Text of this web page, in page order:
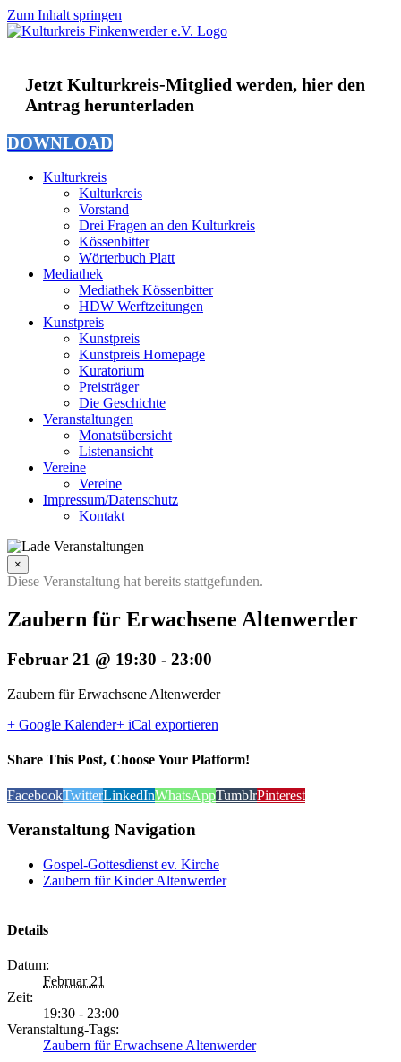
Zum Inhalt springen
Jetzt Kulturkreis-Mitglied werden, hier den
Antrag herunterladen
DOWNLOAD
Kulturkreis
Kulturkreis
Vorstand
Drei Fragen an den Kulturkreis
Kössenbitter
Wörterbuch Platt
Mediathek
Mediathek Kössenbitter
HDW Werftzeitungen
Kunstpreis
Kunstpreis
Kunstpreis Homepage
Kuratorium
Preisträger
Die Geschichte
Veranstaltungen
Monatsübersicht
Listenansicht
Vereine
Vereine
Impressum/Datenschutz
Kontakt
×
Diese Veranstaltung hat bereits stattgefunden.
Zaubern für Erwachsene Altenwerder
Februar 21 @ 19:30 - 23:00
Zaubern für Erwachsene Altenwerder
+ Google Kalender+ iCal exportieren
Share This Post, Choose Your Platform!
FacebookTwitterLinkedInWhatsAppTumblrPinterest
Veranstaltung Navigation
Gospel-Gottesdienst ev. Kirche
Zaubern für Kinder Altenwerder
Details
Datum:
Februar 21
Zeit:
19:30 - 23:00
Veranstaltung-Tags:
Zaubern für Erwachsene Altenwerder